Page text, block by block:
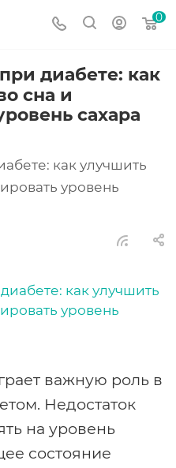
0
диабете: как
сна и
сахара
как улучшить
уровень
важную роль в
Недостаток
на уровень
состояние